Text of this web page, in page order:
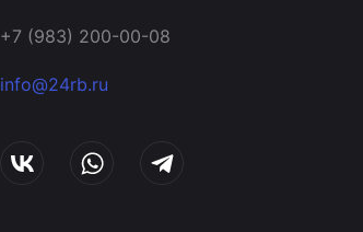
+7 (983) 200-00-08
info@24rb.ru